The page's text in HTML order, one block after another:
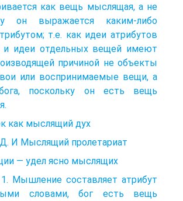
как вещь мыслящая, а не
он выражается каким-либо
т.е. как идеи атрибутов
и идеи отдельных вещей имеют
причиной не объекты
или воспринимаемые вещи, а
поскольку он есть вещь
как мыслящий дух
И Мыслящий пролетариат
— удел ясно мыслящих
Мышление составляет атрибут
словами, бог есть вещь